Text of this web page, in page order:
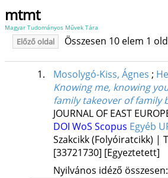
mtmt
Magyar Tudományos Művek Tára
Előző oldal Összesen 10 elem 1
1. Mosolygó-Kiss, Ágnes ;
Knowing me, knowing
family takeover of family
JOURNAL OF EAST
DOI WoS Scopus Egyéb
Szakcikk (Folyóiratcikk) |
[33721730] [Egyeztetett]
Nyilvános idéző